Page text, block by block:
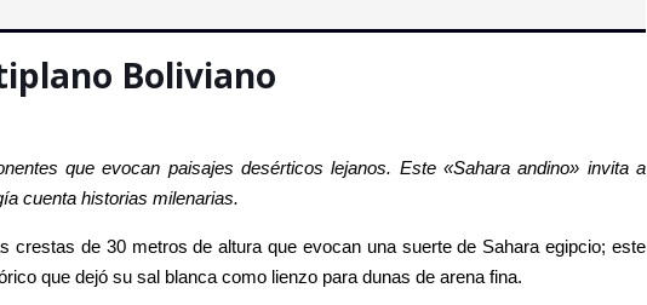
Boliviano
que evocan paisajes desérticos lejanos. Este «Sahara andino» invita a
cuenta historias milenarias.
crestas de 30 metros de altura que evocan una suerte de Sahara egipcio; este
que dejó su sal blanca como lienzo para dunas de arena fina.